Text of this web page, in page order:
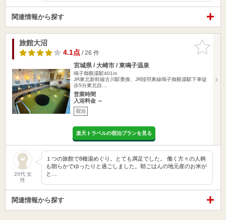
関連情報から探す
お気に入
りに追加
旅館大沼
4.1点/ 26 件
宮城県 / 大崎市 / 東鳴子温泉
鳴子御殿湯駅401m
JR東北新幹線古川駅乗換、JR陸羽東線鳴子御殿湯駅下車徒
歩5分東北自…
営業時間
入浴料金 ～
宿泊
楽天トラベルの宿泊プランを見る
20代 女
性
１つの旅館で8種湯めぐり。とても満足でした。 働く方々の人柄
も朗らかでゆったりと過ごしました。朝ごはんの地元産のお米が
と…
関連情報から探す